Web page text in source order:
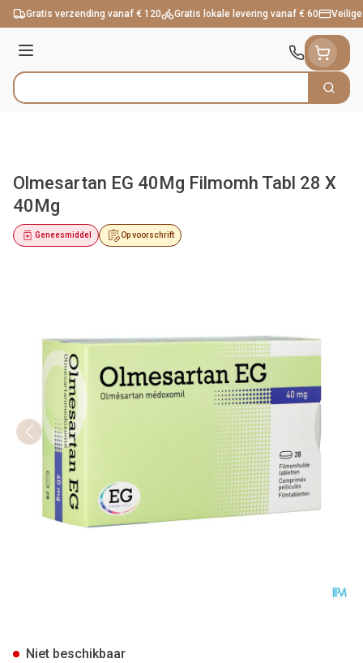
Ga naar de inhoud
Gratis verzending vanaf € 120 Gratis lokale levering vanaf € 60
Menu
Product, merk, categorie... Zoek
Olmesartan EG 40Mg Filmomh Tabl 28 X
40Mg
Op voorschrift
Geneesmiddel
Niet beschikbaar